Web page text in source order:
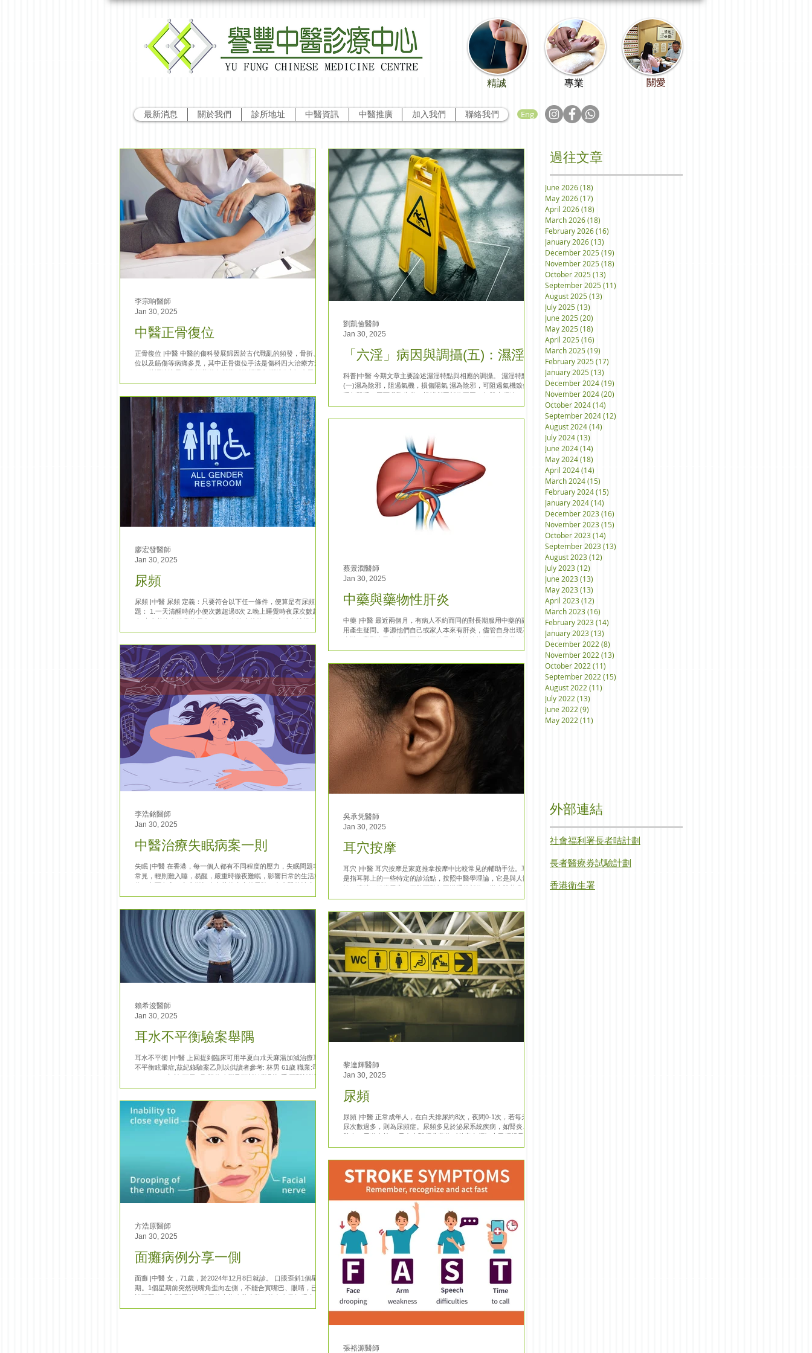
精誠
最新消息 關於我們 診所地址 中醫資訊 中醫推廣 加入我們 聯絡我們 Eng
專業 關愛
中醫正骨復位
正骨復位 |中醫 中醫的傷科發展歸因於古代戰亂的頻發，骨折、脫
位以及筋傷等病痛多見，其中正骨復位手法是傷科四大治療方法之
一，其源遠流長：唐朝藺道人所著《仙授理傷續斷秘方》中已將正
骨復位手法系統地分為“正骨五法”，同時代的孫思邈在其《千金
李宗响醫師
Jan 30, 2025
「六淫」病因與調攝(五)：濕淫
科普|中醫 今期文章主要論述濕淫特點與相應的調攝。 濕淫特點：
(一)濕為陰邪，阻遏氣機，損傷陽氣 濕為陰邪，可阻遏氣機致使其
運行阻滯，因而升降失常。根據所困部位不同，如肌表經絡、上
焦、中焦等，可表現為不同的症狀，如身重、胸悶、脘痞等。...
劉凱儉醫師
Jan 30, 2025
尿頻
尿頻 |中醫 尿頻 定義：只要符合以下任一條件，便算是有尿頻的問
題： 1.一天清醒時的小便次數超過8次 2.晚上睡覺時夜尿次數超過1
次 患者若沒有特意飲很多水，但在飲水後的一個小時內就想小便，
其實就已經有尿頻的問題。 為什麼會尿頻呢？...
廖宏發醫師
Jan 30, 2025
中藥與藥物性肝炎
中藥 |中醫 最近兩個月，有病人不約而同的對長期服用中藥的副作
用產生疑問。事源他們自己或家人本來有肝炎，儘管自身出現不適
症狀，寧願自己在家吃西藥、保健品，也比較抗拒服用中藥，擔心
服用中藥會加重肝臟負擔。 在現代醫學中，肝臟是人體最重要的解
蔡景潤醫師
Jan 30, 2025
中醫治療失眠病案一則
失眠 |中醫 在香港，每一個人都有不同程度的壓力，失眠問題非常
常見，輕則難入睡，易醒，嚴重時徹夜難眠，影響日常的生活或工
作，久而久之，亦會增加患上其他疾病的風險。在中醫的治療方法
當中，除了服用中藥外，針灸對失眠也有不錯的療效，而且副作用
李浩銘醫師
Jan 30, 2025
耳穴按摩
耳穴 |中醫 耳穴按摩是家庭推拿按摩中比較常見的輔助手法。耳穴
是指耳郭上的一些特定的診治點，按照中醫學理論，它是與人體經
絡、臟腑、組織器官、四肢百骸相互溝通的部位。當人體某處患病
時，耳郭穴位會產生陽性反應，我們通過刺激相應的耳穴，可以起
吳承凭醫師
Jan 30, 2025
耳水不平衡驗案舉隅
耳水不平衡 |中醫 上回提到臨床可用半夏白朮天麻湯加減治療耳水
不平衡眩暈症,茲紀錄驗案乙則以供讀者參考: 林男 61歲 職業:司機
24/10/2024初診 頭暈1月,體位改變及頭部轉動則加重,西醫診斷為耳
水不平衡,無頭痛噁心,神疲氣少乏力,納眠可,大便暢,小便黃,不渴,
賴希浚醫師
Jan 30, 2025
尿頻
尿頻 |中醫 正常成年人，在白天排尿約8次，夜間0-1次，若每天排
尿次數過多，則為尿頻症。尿頻多見於泌尿系統疾病，如腎炎、膀
胱炎、尿道炎等。 早在中醫經典著作《黃帝內經》上已經提及膀胱
是參與尿液生成的其中一個重要臟腑，《黃帝內經》：「膀胱者，
黎達輝醫師
Jan 30, 2025
面癱病例分享一側
面癱 |中醫 女，71歲，於2024年12月8日就診。 口眼歪斜1個星
期。1個星期前突然現嘴角歪向左側，不能合實嘴巴、眼睛，已就
診西醫，處方類固醇，服用後未能改善症狀，伴有右目紅腫痛,早上
口乾苦,納可,大便爛,多夢。舌紅, 苔厚白。脈弦滑數。 ...
方浩原醫師
Jan 30, 2025
張裕源醫師
過往文章
June 2026(18)
May 2026(17)
April 2026(18)
March 2026(18)
February 2026(16)
January 2026(13)
December 2025(19)
November 2025(18)
October 2025(13)
September 2025(11)
August 2025(13)
July 2025(13)
June 2025(20)
May 2025(18)
April 2025(16)
March 2025(19)
February 2025(17)
January 2025(13)
December 2024(19)
November 2024(20)
October 2024(14)
September 2024(12)
August 2024(14)
July 2024(13)
June 2024(14)
May 2024(18)
April 2024(14)
March 2024(15)
February 2024(15)
January 2024(14)
December 2023(16)
November 2023(15)
October 2023(14)
September 2023(13)
August 2023(12)
July 2023(12)
June 2023(13)
May 2023(13)
April 2023(12)
March 2023(16)
February 2023(14)
January 2023(13)
December 2022 (8)
November 2022 (13)
October 2022 (11)
September 2022 (15)
August 2022 (11)
July 2022 (13)
June 2022 (9)
May 2022 (11)
外部連結
社會福利署長者咭計劃
長者醫療券試驗計劃
香港衛生署